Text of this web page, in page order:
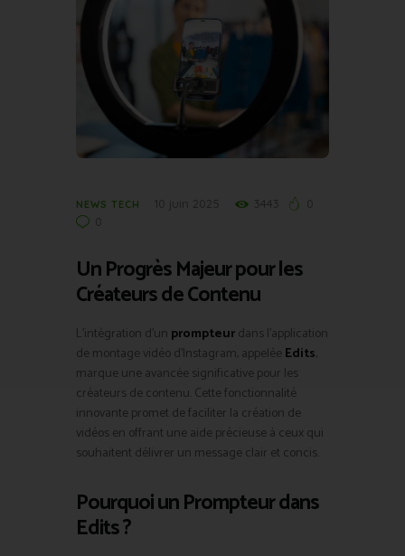
NEWS TECH
Un Progrès Majeur pour les
Créateurs de Contenu
L’intégration d’un prompteurdans l’application
de montage vidéo d’Instagram, appelée Edits
marque une avancée significative pour les
créateurs de contenu. Cette fonctionnalité
innovante promet de faciliter la création de
vidéos en offrant une aide précieuse à ceux qui
souhaitent délivrer un message clair et concis.
Pourquoi un Prompteur dans
Edits ?